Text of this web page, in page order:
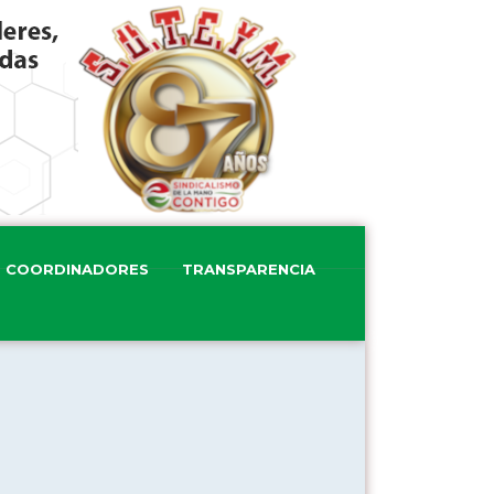
COORDINADORES TRANSPARENCIA